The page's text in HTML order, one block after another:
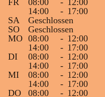
FR 08:00 - 12:00
14:00
- 17:00
SA
Geschlossen
SO
Geschlossen
MO 08:00 - 12:00
14:00
- 17:00
DI
08:00 - 12:00
14:00
- 17:00
MI
08:00 - 12:00
14:00
- 17:00
DO
08:00 - 12:00